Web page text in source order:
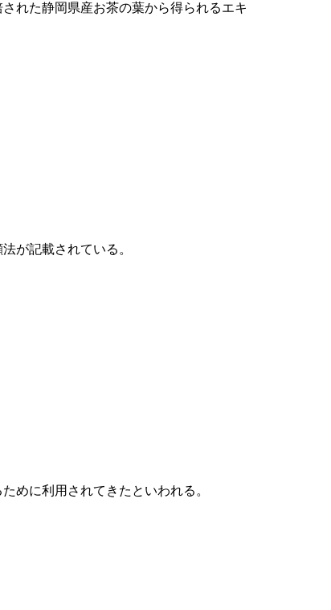
れた静岡県産お茶の葉から得られるエキ
が記載されている。
めに利用されてきたといわれる。